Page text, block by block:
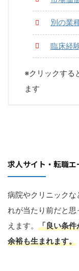
別の業
臨床経
※クリックする
ます
求人サイト・転職
病院やクリニック
れが当たり前だと
えます。 「良い条件
余裕も生まれます。